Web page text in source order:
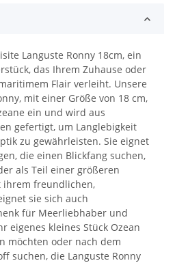
Languste Ronny 18cm, ein
das Ihrem Zuhause oder
Flair verleiht. Unsere
mit einer Größe von 18 cm,
ein und wird aus
gefertigt, um Langlebigkeit
zu gewährleisten. Sie eignet
die einen Blickfang suchen,
als Teil einer größeren
ihrem freundlichen,
sie sich auch
für Meerliebhaber und
eigenes kleines Stück Ozean
möchten oder nach dem
suchen, die Languste Ronny